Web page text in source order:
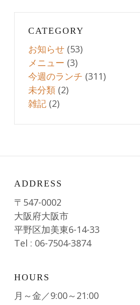
CATEGORY
お知らせ (53)
メニュー (3)
今週のランチ (311)
未分類 (2)
雑記 (2)
ADDRESS
〒547-0002
大阪府大阪市
平野区加美東6-14-33
Tel : 06-7504-3874
HOURS
月～金／9:00～21:00